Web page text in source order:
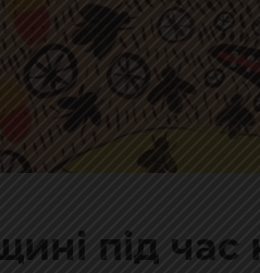
під час